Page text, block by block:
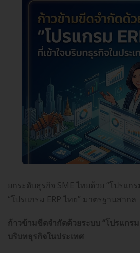
ยกระดับธุรกิจ SME ไทยด้วย “โปรแก
“โปรแกรม ERP ไทย” มาตรฐานสากล
ก้าวข้ามขีดจำกัดด้วยระบบ “โปรแกรม
บริบทธุรกิจในประเทศ